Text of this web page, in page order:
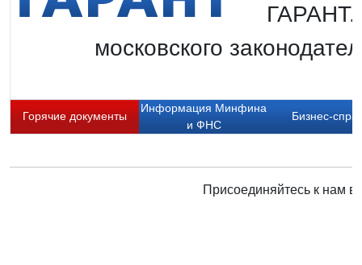
ГАРАНТ.
московского
Горячие документы
Информация Минфина
и ФНС
Бизнес-
Присоединяйтесь к нам в: